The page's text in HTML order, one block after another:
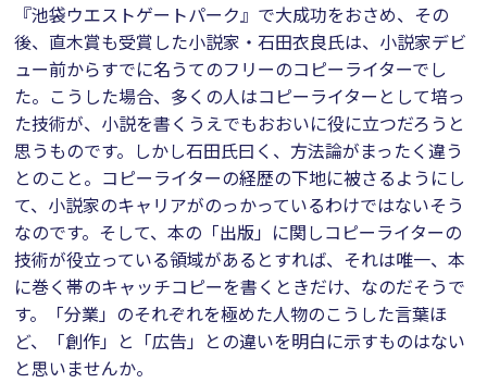
『池袋ウエストゲートパーク』で大成功をおさめ、その
後、直木賞も受賞した小説家・石田衣良氏は、小説家デビ
ュー前からすでに名うてのフリーのコピーライターでし
た。こうした場合、多くの人はコピーライターとして培っ
た技術が、小説を書くうえでもおおいに役に立つだろうと
思うものです。しかし石田氏曰く、方法論がまったく違う
とのこと。コピーライターの経歴の下地に被さるようにし
て、小説家のキャリアがのっかっているわけではないそう
なのです。そして、本の「出版」に関しコピーライターの
技術が役立っている領域があるとすれば、それは唯一、本
に巻く帯のキャッチコピーを書くときだけ、なのだそうで
す。「分業」のそれぞれを極めた人物のこうした言葉ほ
ど、「創作」と「広告」との違いを明白に示すものはない
と思いませんか。